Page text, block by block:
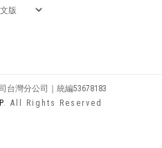
台灣分公司｜統編53678183
. All Rights Reserved